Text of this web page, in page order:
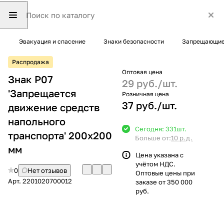
Эвакуация и спасение Знаки безопасности
Распродажа
Знак P07
'Запрещается
движение средств
напольного
транспорта' 200х200
мм
0
Нет отзывов
Арт. 2201020700012
Оптовая цена
29 руб./шт.
Розничная цена
37 руб./шт.
Сегодня: 331шт.
Больше от:10 р.д.
Цена указана с
учётом НДС.
Оптовые цены при
заказе от 350 000
руб.